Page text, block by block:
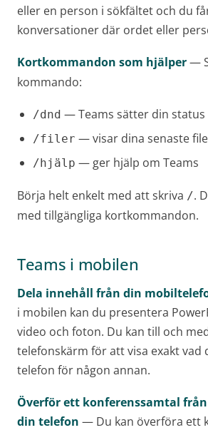
eller en person i sökfältet och du
konversationer där ordet eller
Kortkommandon som hjälper—
kommando:
/dnd — Teams sätter din status
/filer — visar dina senaste
/hjälp — ger hjälp om Teams
Börja helt enkelt med att skriva /.
med tillgängliga kortkommandon.
Teams i mobilen
Dela innehåll från din
i mobilen kan du presentera
video och foton. Du kan till och
telefonskärm för att visa exakt vad
telefon för någon annan.
Överför ett konferenssamtal
din telefon — Du kan överföra ett